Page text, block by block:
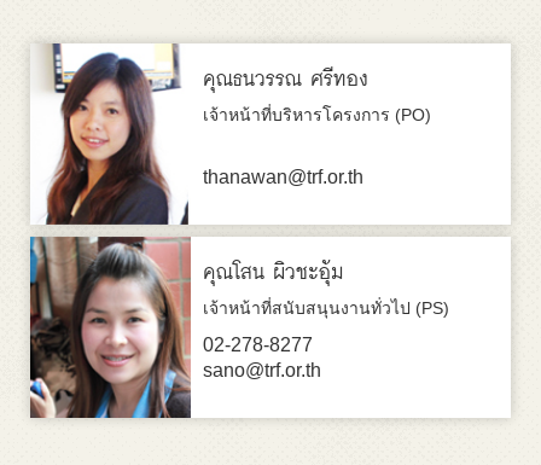
คุณธนวรรณ ศรีทอง
เจ้าหน้าที่บริหารโครงการ (PO)
thanawan@trf.or.th
คุณโสน ผิวชะอุ้ม
เจ้าหน้าที่สนับสนุนงานทั่วไป (PS)
02-278-8277
sano@trf.or.th